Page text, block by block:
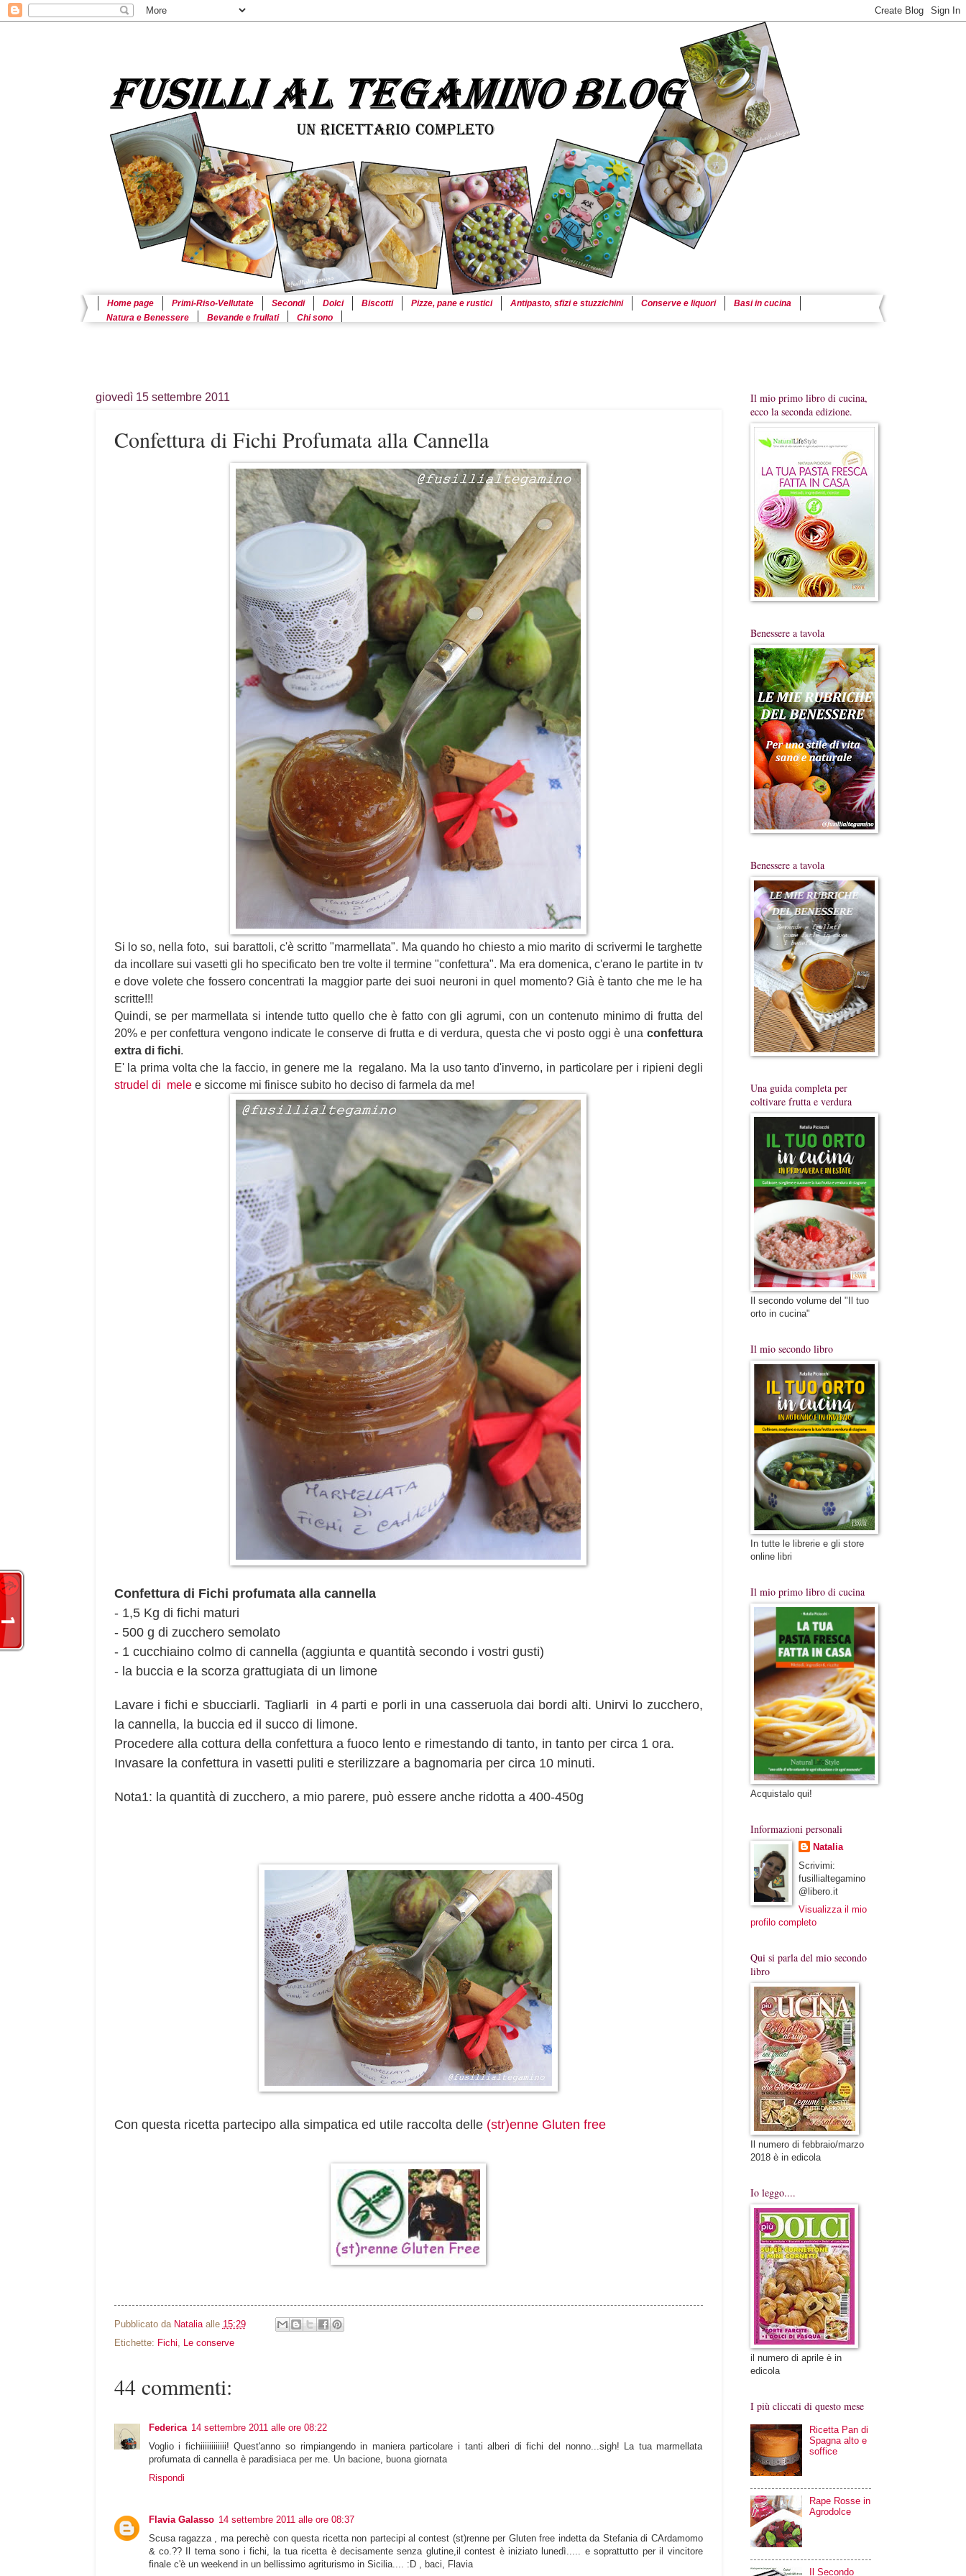
Home page Primi-Riso-Vellutate Secondi Dolci Biscotti Pizze, pane e rustici Antipasto, sfizi e stuzzichini Conserve e liquori
Basi in cucina
Natura e Benessere
Bevande e frullati Chi sono
giovedì 15 settembre 2011
Confettura di Fichi Profumata alla Cannella
Si lo so, nella foto, sui barattoli, c'è scritto "marmellata". Ma quando ho chiesto a mio marito di scrivermi le targhette
da incollare sui vasetti gli ho specificato ben tre volte il termine "confettura". Ma era domenica, c'erano le partite in tv
e dove volete che fossero concentrati la maggior parte dei suoi neuroni in quel momento? Già è tanto che me le ha
scritte!!!
Quindi, se per marmellata si intende tutto quello che è fatto con gli agrumi, con un contenuto minimo di frutta del
20% e per confettura vengono indicate le conserve di frutta e di verdura, questa che vi posto oggi è una confettura
extra di fichi.
E' la prima volta che la faccio, in genere me la regalano. Ma la uso tanto d'inverno, in particolare per i ripieni degli
strudel di mele e siccome mi finisce subito ho deciso di farmela da me!
Confettura di Fichi profumata alla cannella
- 1,5 Kg di fichi maturi
- 500 g di zucchero semolato
- 1 cucchiaino colmo di cannella (aggiunta e quantità secondo i vostri gusti)
- la buccia e la scorza grattugiata di un limone
Lavare i fichi e sbucciarli. Tagliarli in 4 parti e porli in una casseruola dai bordi alti. Unirvi lo zucchero,
la cannella, la buccia ed il succo di limone.
Procedere alla cottura della confettura a fuoco lento e rimestando di tanto, in tanto per circa 1 ora.
Invasare la confettura in vasetti puliti e sterilizzare a bagnomaria per circa 10 minuti.
Nota1: la quantità di zucchero, a mio parere, può essere anche ridotta a 400-450g
Con questa ricetta partecipo alla simpatica ed utile raccolta delle (str)enne Gluten free
Pubblicato da Natalia alle 15:29
Etichette: Fichi, Le conserve
44 commenti:
Federica 14 settembre 2011 alle ore 08:22
Voglio i fichiiiiiiiiiiii! Quest'anno so rimpiangendo in maniera particolare i tanti alberi di fichi del nonno...sigh! La tua marmellata
profumata di cannella è paradisiaca per me. Un bacione, buona giornata
Rispondi
Flavia Galasso 14 settembre 2011 alle ore 08:37
Scusa ragazza , ma perechè con questa ricetta non partecipi al contest (st)renne per Gluten free indetta da Stefania di CArdamomo
& co.?? Il tema sono i fichi, la tua ricetta è decisamente senza glutine,il contest è iniziato lunedì..... e soprattutto per il vincitore
finale c'è un weekend in un bellissimo agriturismo in Sicilia.... :D , baci, Flavia
Il mio primo libro di cucina,
ecco la seconda edizione.
Benessere a tavola
Benessere a tavola
Una guida completa per
coltivare frutta e verdura
Il secondo volume del "Il tuo
orto in cucina"
Il mio secondo libro
In tutte le librerie e gli store
online libri
Il mio primo libro di cucina
Acquistalo qui!
Informazioni personali
Natalia
Scrivimi:
fusillialtegamino
@libero.it
Visualizza il mio
profilo completo
Qui si parla del mio secondo
libro
Il numero di febbraio/marzo
2018 è in edicola
Io leggo....
il numero di aprile è in
edicola
I più cliccati di questo mese
Ricetta Pan di
Spagna alto e
soffice
Rape Rosse in
Agrodolce
Il Secondo